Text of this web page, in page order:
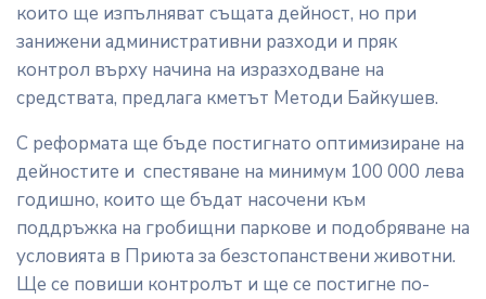
които ще изпълняват същата дейност, но при
занижени административни разходи и пряк
контрол върху начина на изразходване на
средствата, предлага кметът Методи Байкушев.
С реформата ще бъде постигнато оптимизиране на
дейностите и спестяване на минимум 100 000 лева
годишно, които ще бъдат насочени към
поддръжка на гробищни паркове и подобряване на
условията в Приюта за безстопанствени животни.
Ще сe повиши контролът и ще се постигне по-